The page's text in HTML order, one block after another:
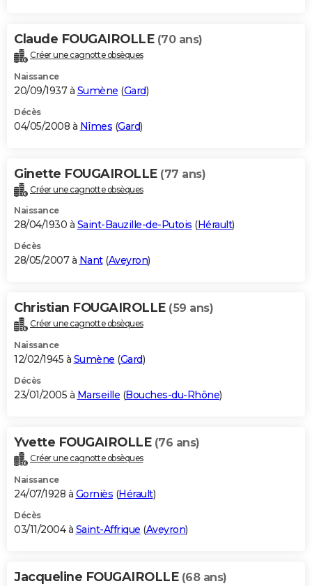
Claude FOUGAIROLLE (70 ans)
Créer une cagnotte obsèques
Naissance
20/09/1937 à Sumène (Gard)
Décès
04/05/2008 à Nîmes (Gard)
Ginette FOUGAIROLLE (77 ans)
Créer une cagnotte obsèques
Naissance
28/04/1930 à Saint-Bauzille-de-Putois (Hérault)
Décès
28/05/2007 à Nant(Aveyron)
Christian FOUGAIROLLE (59 ans)
Créer une cagnotte obsèques
Naissance
12/02/1945 à Sumène (Gard)
Décès
23/01/2005 à Marseille (Bouches-du-Rhône)
Yvette FOUGAIROLLE (76 ans)
Créer une cagnotte obsèques
Naissance
24/07/1928 à Gorniès (Hérault)
Décès
03/11/2004 à Saint-Affrique (Aveyron)
Jacqueline FOUGAIROLLE (68 ans)